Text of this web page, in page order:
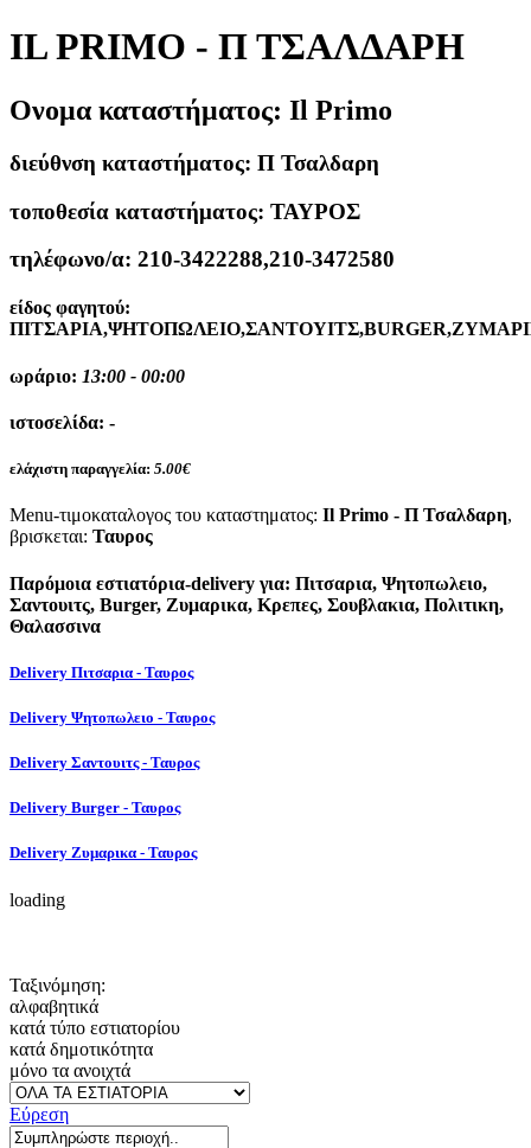
IL PRIMO - Π ΤΣΑΛΔΑΡΗ
Ονομα καταστήματος: Il Primo
διεύθνση καταστήματος: Π Τσαλδαρη
τοποθεσία καταστήματος: ΤΑΥΡΟΣ
τηλέφωνο/α: 210-3422288,210-3472580
είδος φαγητού:
ωράριο: 13:00 - 00:00
ιστοσελίδα: -
ελάχιστη παραγγελία: 5.00€
Menu-τιμοκαταλογος του καταστηματος: Il Primo - Π Τσαλδαρη,
βρισκεται: Ταυρος
Παρόμοια εστιατόρια-delivery για: Πιτσαρια, Ψητοπωλειο,
Σαντουιτς, Burger, Ζυμαρικα, Κρεπες, Σουβλακια, Πολιτικη,
Θαλασσινα
Delivery Πιτσαρια - Ταυρος
Delivery Ψητοπωλειο - Ταυρος
Delivery Σαντουιτς - Ταυρος
Delivery Burger - Ταυρος
Delivery Ζυμαρικα - Ταυρος
loading
Ταξινόμηση:
αλφαβητικά
κατά τύπο εστιατορίου
κατά δημοτικότητα
μόνο τα ανοιχτά
Εύρεση